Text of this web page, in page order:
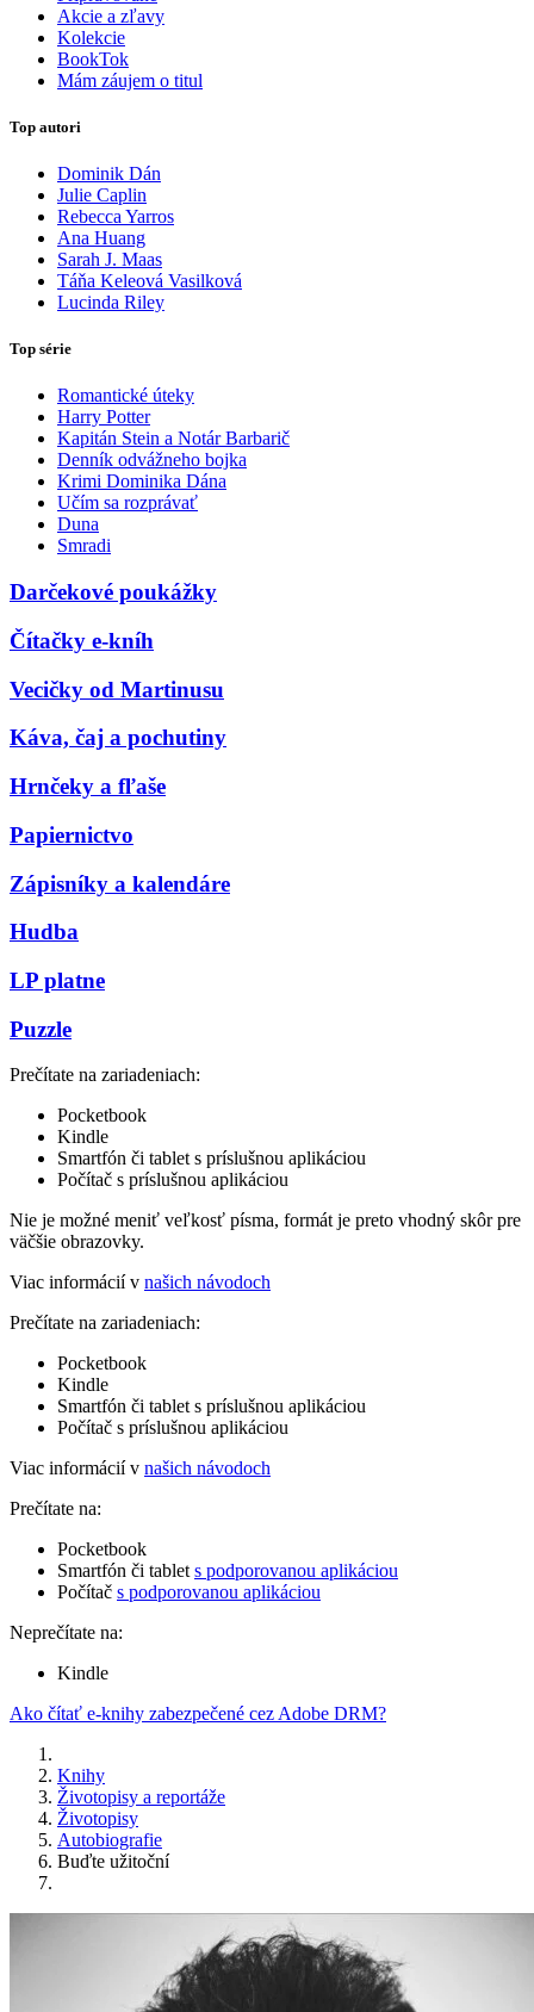
Akcie a zľavy
Kolekcie
BookTok
Mám záujem o titul
Top autori
Dominik Dán
Julie Caplin
Rebecca Yarros
Ana Huang
Sarah J. Maas
Táňa Keleová Vasilková
Lucinda Riley
Top série
Romantické úteky
Harry Potter
Kapitán Stein a Notár Barbarič
Denník odvážneho bojka
Krimi Dominika Dána
Učím sa rozprávať
Duna
Smradi
Darčekové poukážky
Čítačky e-kníh
Vecičky od Martinusu
Káva, čaj a pochutiny
Hrnčeky a fľaše
Papiernictvo
Zápisníky a kalendáre
Hudba
LP platne
Puzzle
Prečítate na zariadeniach:
Pocketbook
Kindle
Smartfón či tablet s príslušnou aplikáciou
Počítač s príslušnou aplikáciou
Nie je možné meniť veľkosť písma, formát je preto vhodný skôr pre
väčšie obrazovky.
Viac informácií v našich návodoch
Prečítate na zariadeniach:
Pocketbook
Kindle
Smartfón či tablet s príslušnou aplikáciou
Počítač s príslušnou aplikáciou
Viac informácií v našich návodoch
Prečítate na:
Pocketbook
Smartfón či tablet s podporovanou aplikáciou
Počítač s podporovanou aplikáciou
Neprečítate na:
Kindle
Ako čítať e-knihy zabezpečené cez Adobe DRM?
Knihy
Životopisy a reportáže
Životopisy
Autobiografie
Buďte užitoční